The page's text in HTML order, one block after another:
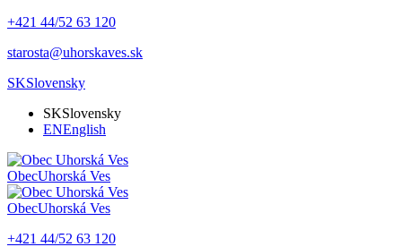
+421 44/52 63 120
starosta@uhorskaves.sk
SKSlovensky
SKSlovensky
ENEnglish
ObecUhorská Ves
ObecUhorská Ves
+421 44/52 63 120